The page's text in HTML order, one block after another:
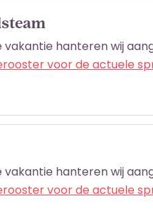
hanteren wij
voor de actuele
hanteren wij
voor de actuele